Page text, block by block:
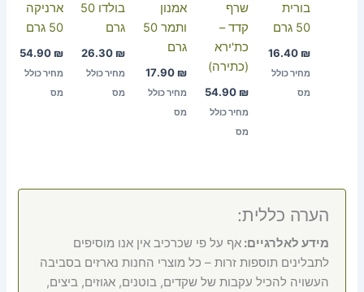
בורית
50 גרם
16.40 ₪
מחיר כולל
מס
שרף
קדד –
כת'ירא
(כתירה)
54.90 ₪
מחיר כולל
מס
אמנון
ותמר 50
גרם
17.90 ₪
מחיר כולל
מס
בולדו 50
גרם
26.30 ₪
מחיר כולל
מס
ארניקה
50 גרם
54.90 ₪
מחיר כולל
מס
הערה כללית:
מידע לאלרגיים:אף על פי שכרכיב אין אנו מוסיפים
לתבלינים תוספות זרות – כל מוצרי החנות נארזים בסביבה
העשויה להכיל עקבות של שקדים, בוטנים, אגוזים, ביצים,